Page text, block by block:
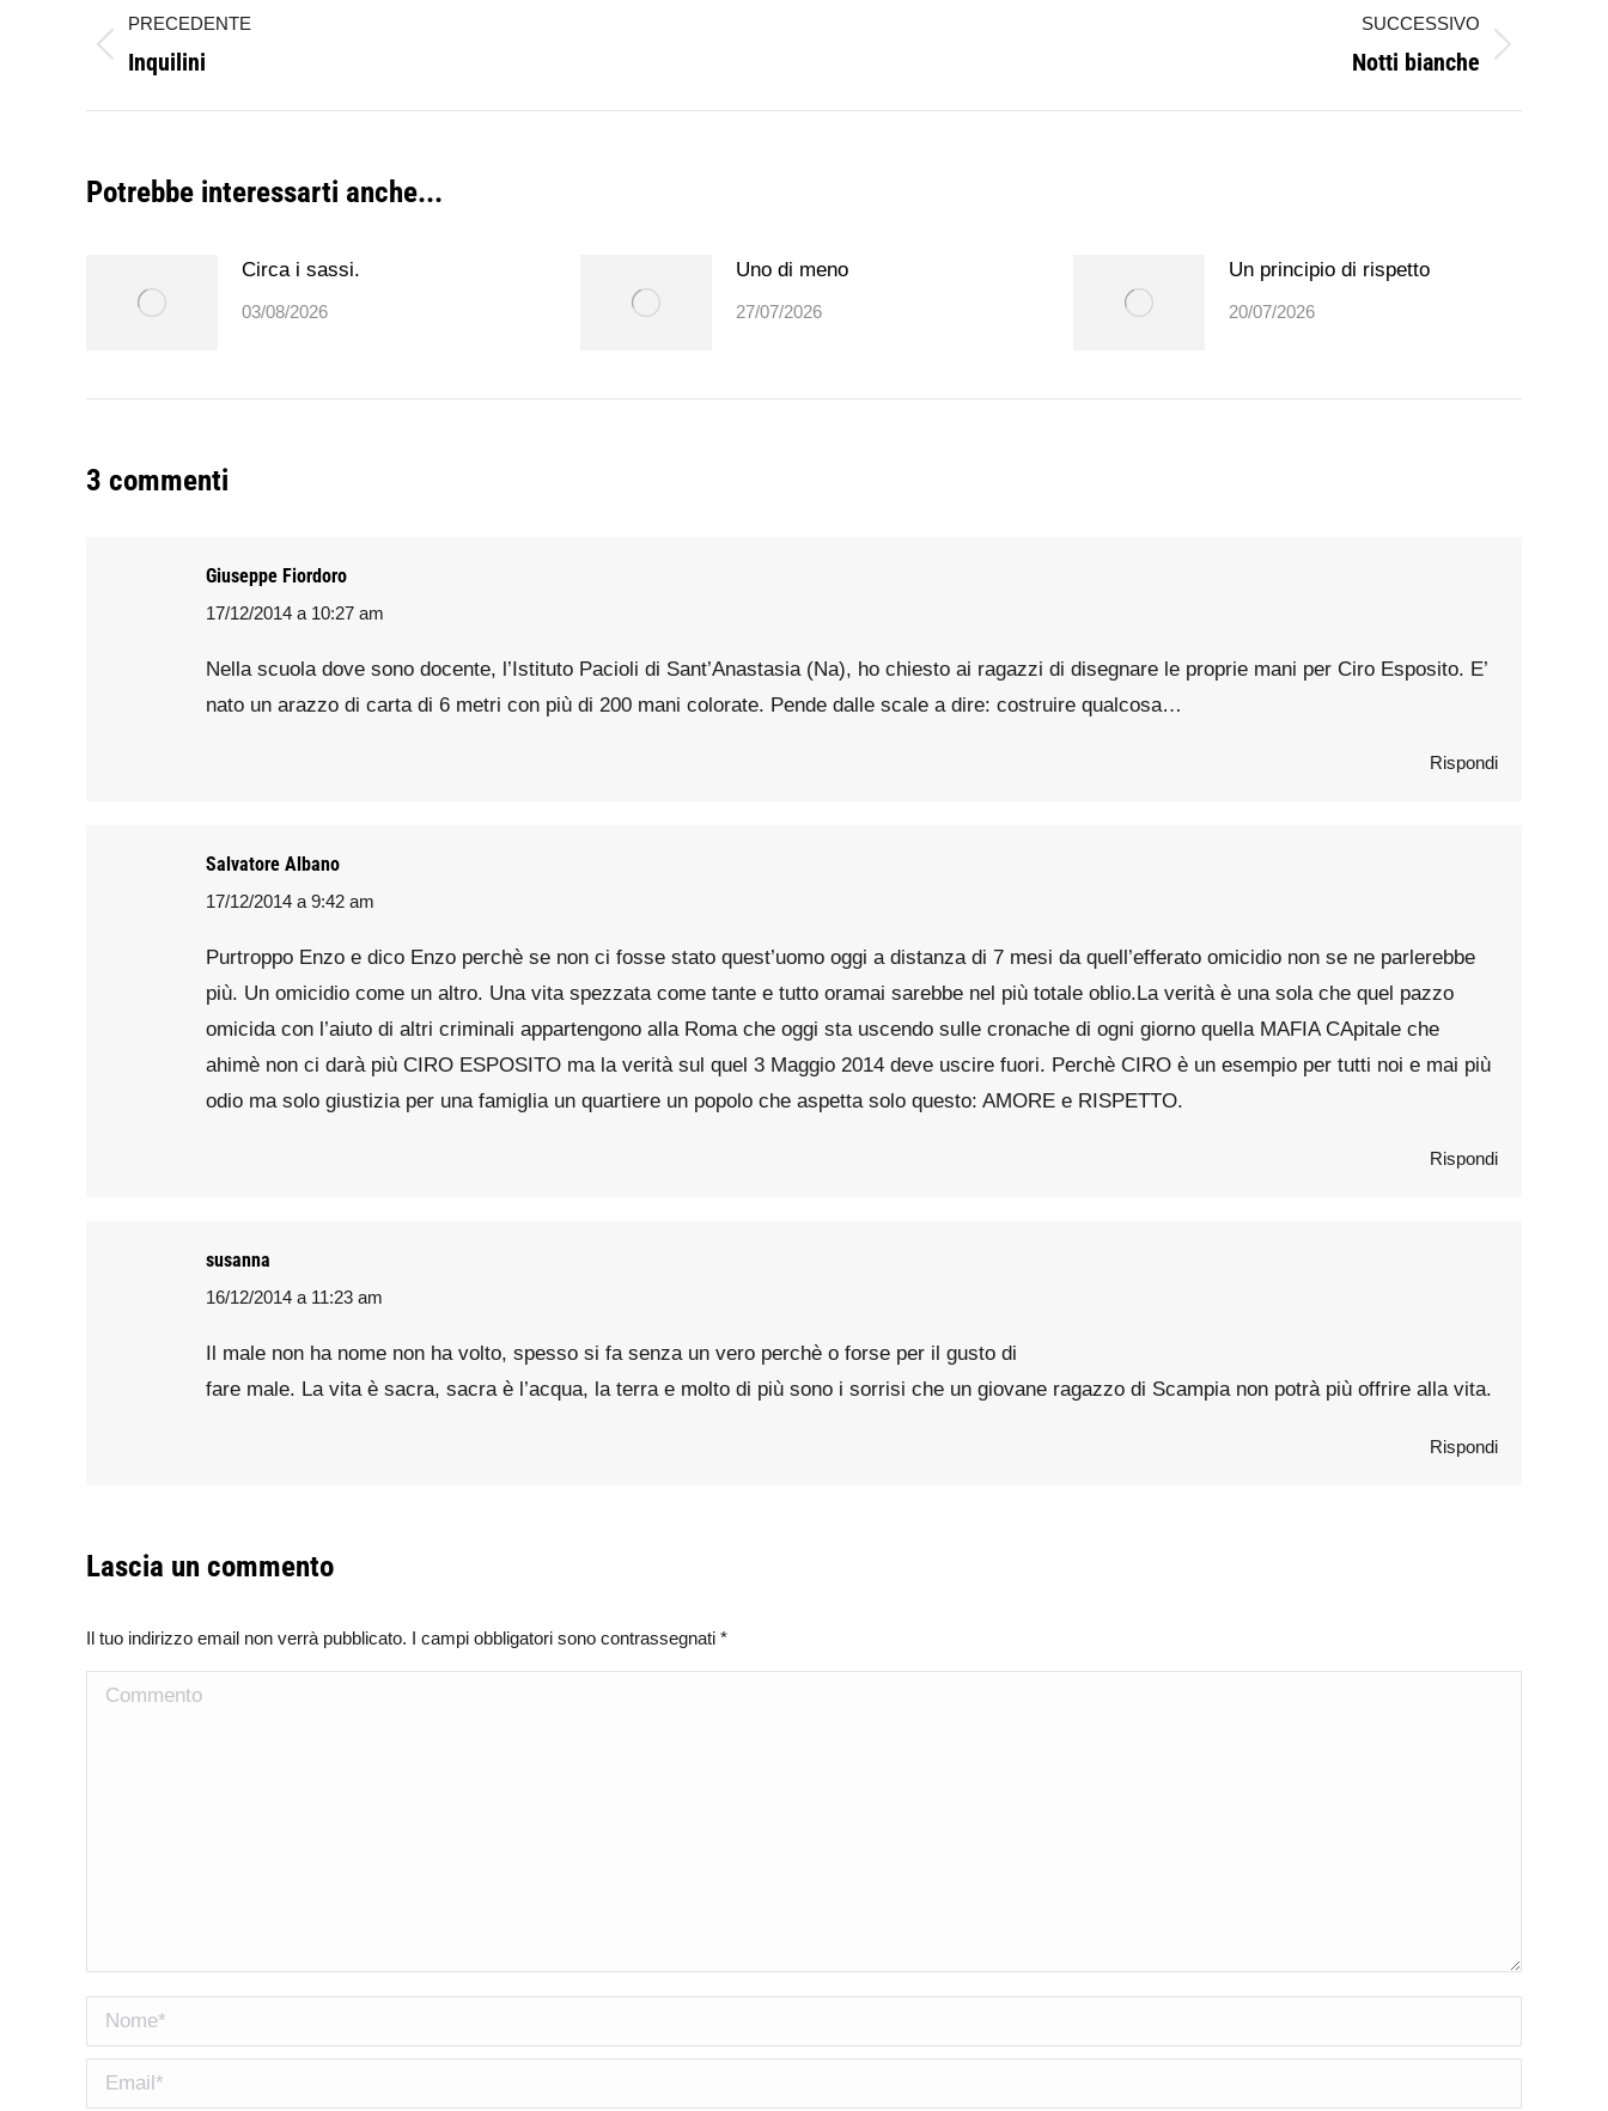
tra
PRECEDENTE
Post
precedente:
Inquilini
SUCCESSIVO
post:
Notti bianche
Potrebbe interessarti anche...
Circa i sassi.
03/08/2026
Uno di meno
27/07/2026
Un principio di rispetto
20/07/2026
3 commenti
Giuseppe Fiordoro
says:
17/12/2014 a 10:27 am
Nella scuola dove sono docente, l’Istituto Pacioli di Sant’Anastasia (Na), ho chiesto ai ragazzi di disegnare le proprie mani per Ciro Esposito. E’
nato un arazzo di carta di 6 metri con più di 200 mani colorate. Pende dalle scale a dire: costruire qualcosa…
Rispondi
Salvatore Albano
says:
17/12/2014 a 9:42 am
Purtroppo Enzo e dico Enzo perchè se non ci fosse stato quest’uomo oggi a distanza di 7 mesi da quell’efferato omicidio non se ne parlerebbe
più. Un omicidio come un altro. Una vita spezzata come tante e tutto oramai sarebbe nel più totale oblio.La verità è una sola che quel pazzo
omicida con l’aiuto di altri criminali appartengono alla Roma che oggi sta uscendo sulle cronache di ogni giorno quella MAFIA CApitale che
ahimè non ci darà più CIRO ESPOSITO ma la verità sul quel 3 Maggio 2014 deve uscire fuori. Perchè CIRO è un esempio per tutti noi e mai più
odio ma solo giustizia per una famiglia un quartiere un popolo che aspetta solo questo: AMORE e RISPETTO.
Rispondi
susanna
says:
16/12/2014 a 11:23 am
Il male non ha nome non ha volto, spesso si fa senza un vero perchè o forse per il gusto di
fare male. La vita è sacra, sacra è l’acqua, la terra e molto di più sono i sorrisi che un giovane ragazzo di Scampia non potrà più offrire alla vita.
Rispondi
Lascia un commento
Il tuo indirizzo email non verrà pubblicato. I campi obbligatori sono contrassegnati *
Commento
Nome *
Email *